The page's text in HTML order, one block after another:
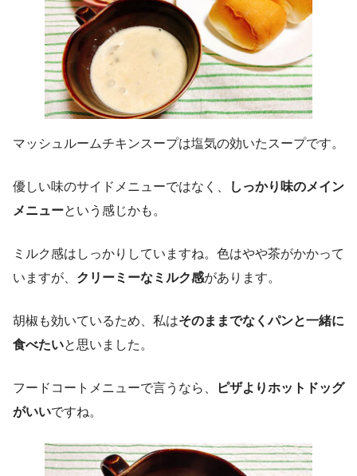
マッシュルームチキンスープは塩気の効いたスープです。
優しい味のサイドメニューではなく、
しっかり味のメイン
メニューという感じかも。
ミルク感はしっかりしていますね。色はやや茶がかかって
いますが、 クリーミーなミルク感があります。
胡椒も効いているため、私はそのままでなくパンと一緒に
食べたいと思いました。
フードコートメニューで言うなら、
ピザよりホットドッグ
がいいですね。